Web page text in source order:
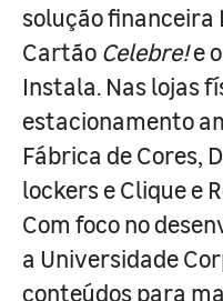
solução financeira
Cartão Celebre!e
Instala. Nas lojas
estacionamento
Fábrica de Cores,
lockers e Clique e
Com foco no
a Universidade
conteúdos para